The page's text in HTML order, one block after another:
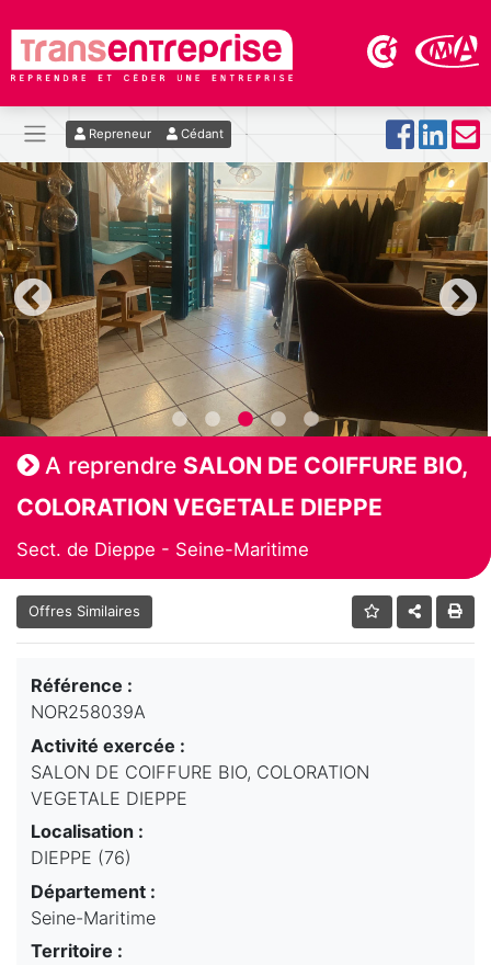
Repreneur Cédant
A reprendre SALON DE COIFFURE BIO,
COLORATION VEGETALE DIEPPE
Sect. de Dieppe - Seine-Maritime
Offres Similaires
Référence :
NOR258039A
Activité exercée :
SALON DE COIFFURE BIO, COLORATION
VEGETALE DIEPPE
Localisation :
DIEPPE (76)
Département :
Seine-Maritime
Territoire :